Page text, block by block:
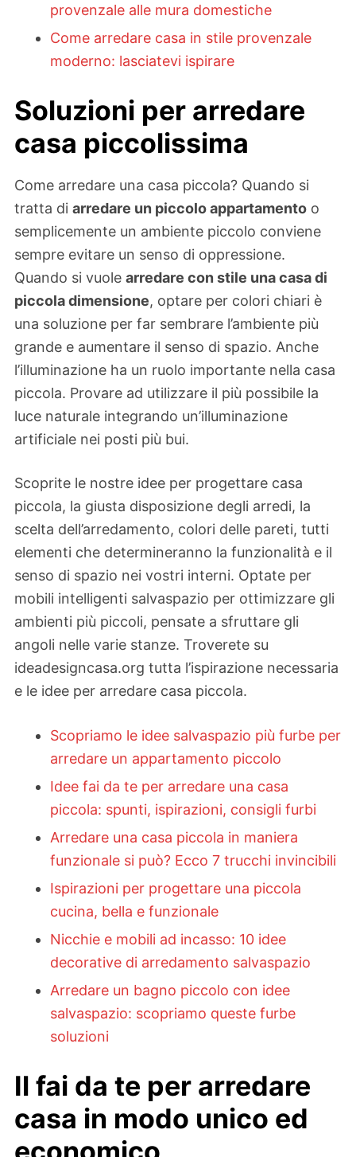
provenzale alle mura domestiche
Come arredare casa in stile provenzale
moderno: lasciatevi ispirare
Soluzioni per arredare
casa piccolissima
Come arredare una casa piccola? Quando si
tratta di arredare un piccolo appartamento o
semplicemente un ambiente piccolo conviene
sempre evitare un senso di oppressione.
Quando si vuole arredare con stile una casa di
piccola dimensione, optare per colori chiari è
una soluzione per far sembrare l’ambiente più
grande e aumentare il senso di spazio. Anche
l’illuminazione ha un ruolo importante nella casa
piccola. Provare ad utilizzare il più possibile la
luce naturale integrando un’illuminazione
artificiale nei posti più bui.
Scoprite le nostre idee per progettare casa
piccola, la giusta disposizione degli arredi, la
scelta dell’arredamento, colori delle pareti, tutti
elementi che determineranno la funzionalità e il
senso di spazio nei vostri interni. Optate per
mobili intelligenti salvaspazio per ottimizzare gli
ambienti più piccoli, pensate a sfruttare gli
angoli nelle varie stanze. Troverete su
ideadesigncasa.org tutta l’ispirazione necessaria
e le idee per arredare casa piccola.
Scopriamo le idee salvaspazio più furbe per
arredare un appartamento piccolo
Idee fai da te per arredare una casa
piccola: spunti, ispirazioni, consigli furbi
Arredare una casa piccola in maniera
funzionale si può? Ecco 7 trucchi invincibili
Ispirazioni per progettare una piccola
cucina, bella e funzionale
Nicchie e mobili ad incasso: 10 idee
decorative di arredamento salvaspazio
Arredare un bagno piccolo con idee
salvaspazio: scopriamo queste furbe
soluzioni
Il fai da te per arredare
casa in modo unico ed